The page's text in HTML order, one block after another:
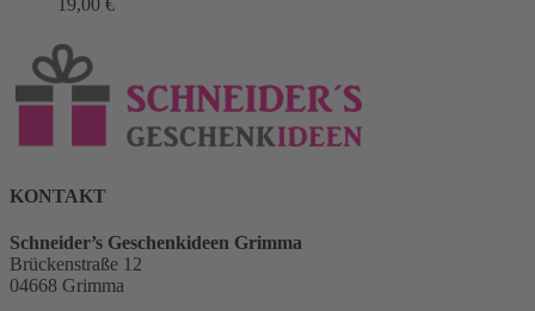
KONTAKT
Schneider’s Geschenkideen Grimma
Brückenstraße 12
04668 Grimma